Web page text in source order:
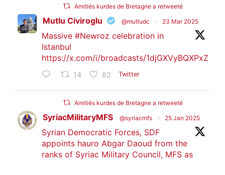
Amitiés kurdes de Bretagne a retweeté
Mutlu Civiroglu @mutludc · 23 Mar 2025
Massive #Newroz celebration in
Istanbul
https://x.com/i/broadcasts/1djGXVyBQXPxZ
14 82 Twitter
Amitiés kurdes de Bretagne a retweeté
SyriacMilitaryMFS @syriacmfs · 25 Jan 2025
Syrian Democratic Forces, SDF
appoints hauro Abgar Daoud from the
ranks of Syriac Military Council, MFS as